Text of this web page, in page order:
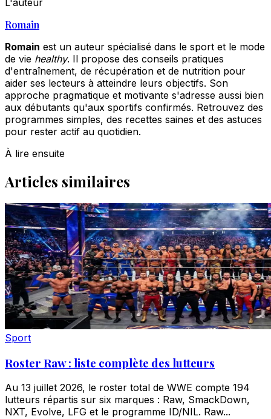
L'auteur
Romain
Romain est un auteur spécialisé dans le sport et le mode
de vie healthy. Il propose des conseils pratiques
d'entraînement, de récupération et de nutrition pour
aider ses lecteurs à atteindre leurs objectifs. Son
approche pragmatique et motivante s'adresse aussi bien
aux débutants qu'aux sportifs confirmés. Retrouvez des
programmes simples, des recettes saines et des astuces
pour rester actif au quotidien.
À lire ensuite
Articles similaires
Sport
Roster Raw : liste complète des lutteurs
Au 13 juillet 2026, le roster total de WWE compte 194
lutteurs répartis sur six marques : Raw, SmackDown,
NXT, Evolve, LFG et le programme ID/NIL. Raw...